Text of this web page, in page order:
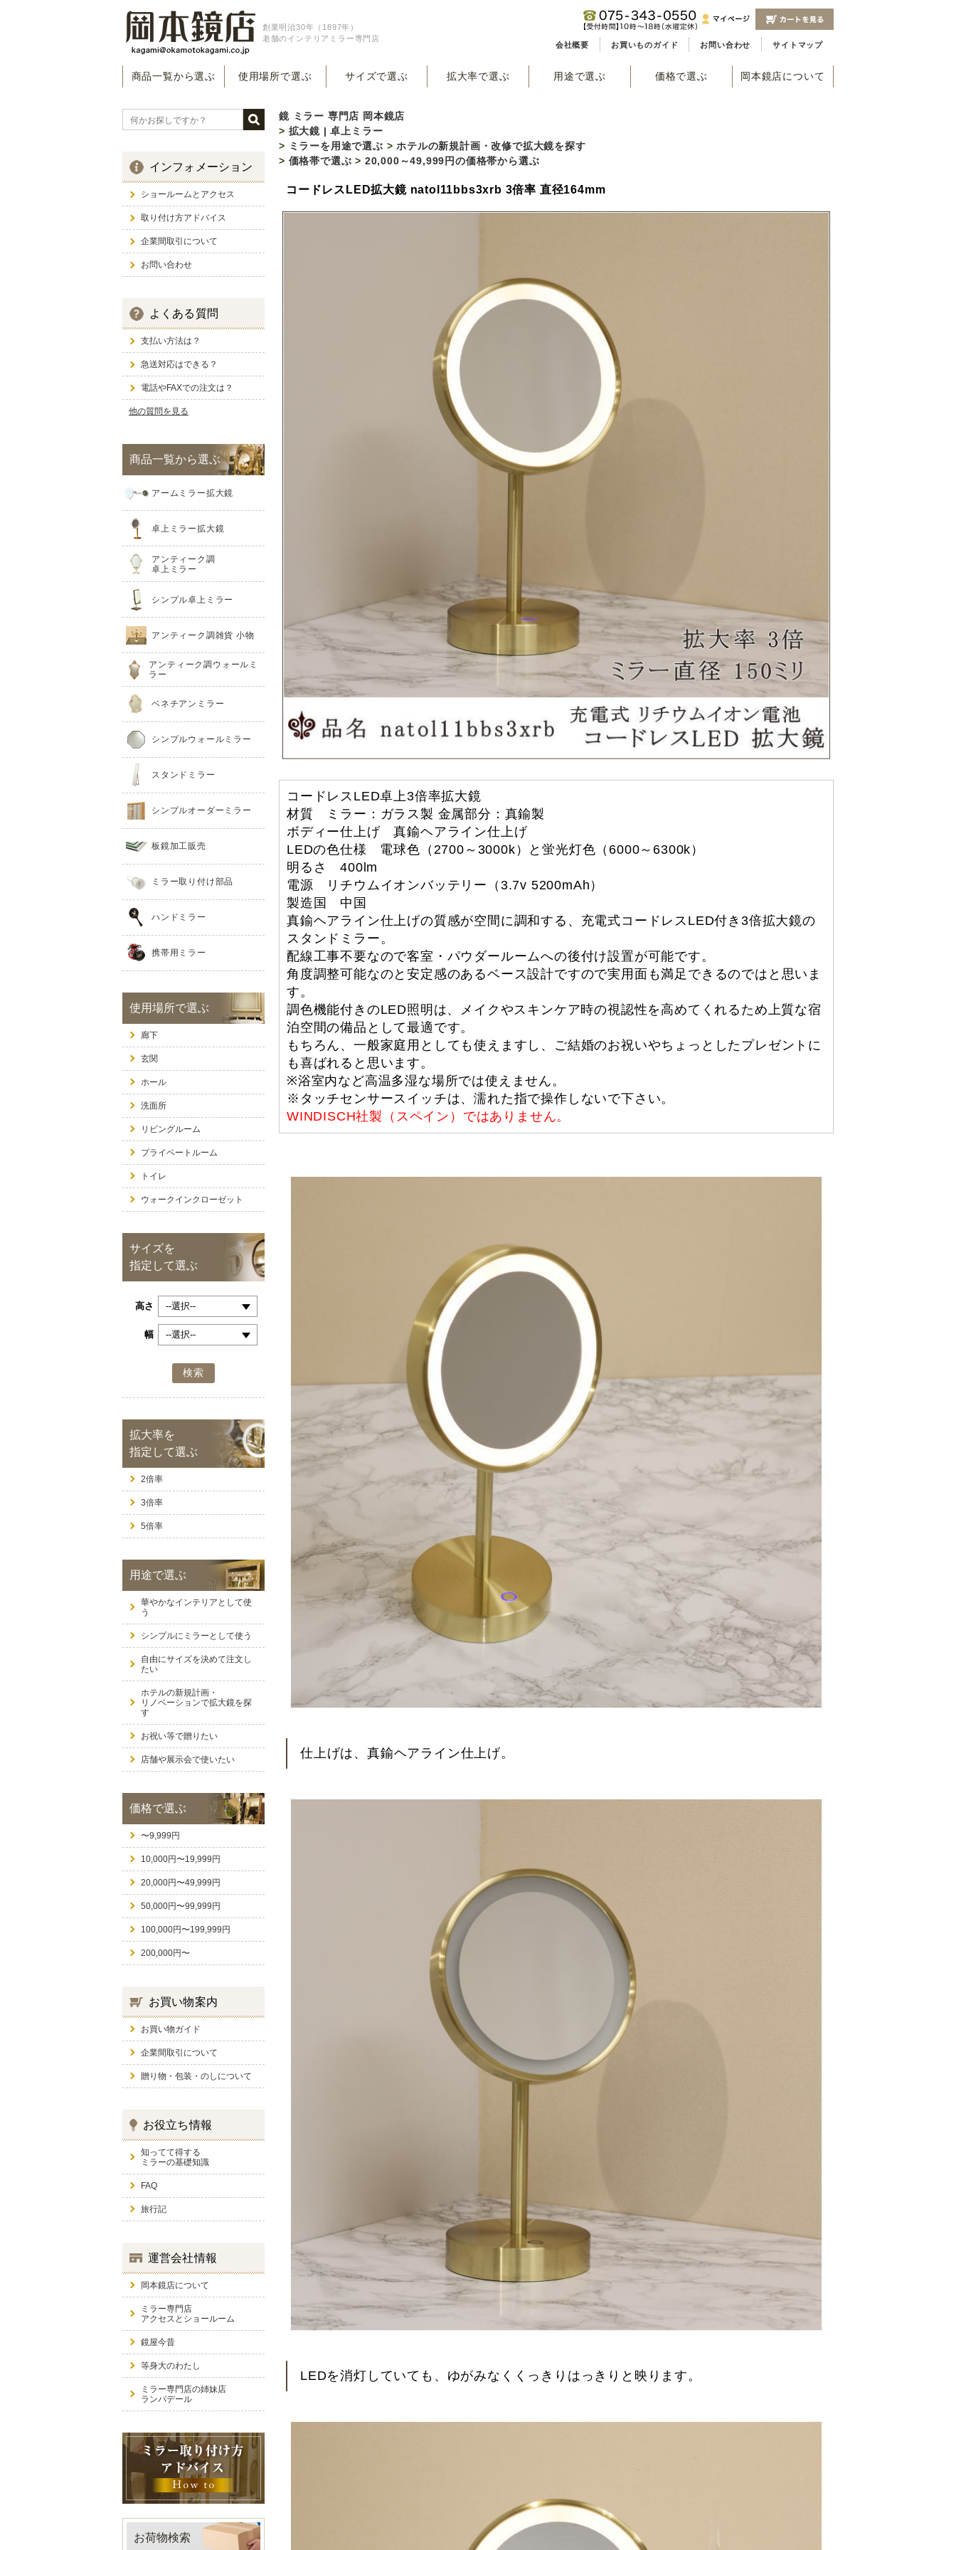
創業明治30年（1897年）
老舗のインテリアミラー専門店
会社概要 お買いものガイド お問い合わせ サイトマップ
商品一覧から選ぶ 使用場所で選ぶ サイズで選ぶ 拡大率で選ぶ 用途で選ぶ 価格で選ぶ 岡本鏡店について
インフォメーション
ショールームとアクセス
取り付け方アドバイス
企業間取引について
お問い合わせ
よくある質問
支払い方法は？
急送対応はできる？
電話やFAXでの注文は？
他の質問を見る
商品一覧から選ぶ
アームミラー拡大鏡
卓上ミラー拡大鏡
アンティーク調
卓上ミラー
シンプル卓上ミラー
アンティーク調雑貨 小物
アンティーク調ウォールミ
ラー
ベネチアンミラー
シンプルウォールミラー
スタンドミラー
シンプルオーダーミラー
板鏡加工販売
ミラー取り付け部品
ハンドミラー
携帯用ミラー
使用場所で選ぶ
廊下
玄関
ホール
洗面所
リビングルーム
プライベートルーム
トイレ
ウォークインクローゼット
サイズを
指定して選ぶ
高さ
幅
検索
拡大率を
指定して選ぶ
2倍率
3倍率
5倍率
用途で選ぶ
華やかなインテリアとして使
う
シンプルにミラーとして使う
自由にサイズを決めて注文し
たい
ホテルの新規計画・
リノベーションで拡大鏡を探
す
お祝い等で贈りたい
店舗や展示会で使いたい
価格で選ぶ
〜9,999円
10,000円〜19,999円
20,000円〜49,999円
50,000円〜99,999円
100,000円〜199,999円
200,000円〜
お買い物案内
お買い物ガイド
企業間取引について
贈り物・包装・のしについて
お役立ち情報
知ってて得する
ミラーの基礎知識
FAQ
旅行記
運営会社情報
岡本鏡店について
ミラー専門店
アクセスとショールーム
鏡屋今昔
等身大のわたし
ミラー専門店の姉妹店
ランパデール
お荷物検索
鏡 ミラー 専門店 岡本鏡店
> 拡大鏡 | 卓上ミラー
> ミラーを用途で選ぶ >ホテルの新規計画・改修で拡大鏡を探す
> 価格帯で選ぶ > 20,000～49,999円の価格帯から選ぶ
コードレスLED拡大鏡 natol11bbs3xrb 3倍率 直径164mm
コードレスLED卓上3倍率拡大鏡
材質 ミラー：ガラス製 金属部分：真鍮製
ボディー仕上げ 真鍮ヘアライン仕上げ
LEDの色仕様 電球色（2700～3000k）と蛍光灯色（6000～6300k）
明るさ 400lm
電源 リチウムイオンバッテリー（3.7v 5200mAh）
製造国 中国
真鍮ヘアライン仕上げの質感が空間に調和する、充電式コードレスLED付き3倍拡大鏡の
スタンドミラー。
配線工事不要なので客室・パウダールームへの後付け設置が可能です。
角度調整可能なのと安定感のあるベース設計ですので実用面も満足できるのではと思いま
す。
調色機能付きのLED照明は、メイクやスキンケア時の視認性を高めてくれるため上質な宿
泊空間の備品として最適です。
もちろん、一般家庭用としても使えますし、ご結婚のお祝いやちょっとしたプレゼントに
も喜ばれると思います。
※浴室内など高温多湿な場所では使えません。
※タッチセンサースイッチは、濡れた指で操作しないで下さい。
WINDISCH社製（スペイン）ではありません。
仕上げは、真鍮ヘアライン仕上げ。
LEDを消灯していても、ゆがみなくくっきりはっきりと映ります。